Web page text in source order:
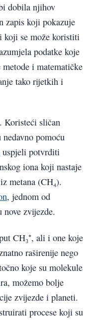
dobila njihov
zapis koji pokazuje
koji se može koristiti
podatke koje
i matematičke
tako rijetkih i
Koristeći sličan
pomoću
uspjeli potvrditi
iona koji nastaje
metana (CH₄).
, jednom od
nove zvijezde.
CH₃⁺, ali i one koje
raširenije nego
koje su molekule
možemo bolje
zvijezde i planeti.
procese koji su